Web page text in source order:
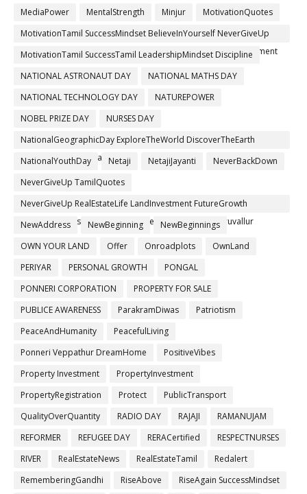
MediaPower
MentalStrength Minjur
MotivationQuotes
MotivationTamil SuccessMindset BelieveInYourself NeverGiveUp
PositiveThinking ThanigaiEstates RealEstateTamil FutureInvestment
MotivationTamil SuccessTamil LeadershipMindset Discipline
NATIONAL ASTRONAUT DAY
NATIONAL MATHS DAY
NATIONAL TECHNOLOGY DAY
NATUREPOWER
NOBEL PRIZE DAY
NURSES DAY
NationalGeographicDay ExploreTheWorld DiscoverTheEarth
ProtectTheEarth #PlanetEarth
NationalYouthDay Netaji NetajiJayanti
NeverBackDown
NeverGiveUp TamilQuotes
NeverGiveUp RealEstateLife LandInvestment FutureGrowth
ThanigaiEstates TrustedBrand ChennaiRealEstate Thiruvallur
NewAddress NewBeginning
NewBeginnings
OWN YOUR LAND
Offer Onroadplots
OwnLand
PERIYAR
PERSONAL GROWTH
PONGAL
PONNERI CORPORATION
PROPERTY FOR SALE
PUBLICE AWARENESS
ParakramDiwas
Patriotism
PeaceAndHumanity
PeacefulLiving
Ponneri Veppathur DreamHome
PositiveVibes
Property Investment
PropertyInvestment
PropertyRegistration
Protect
PublicTransport
QualityOverQuantity
RADIO DAY RAJAJI
RAMANUJAM
REFORMER
REFUGEE DAY RERACertified
RESPECTNURSES
RIVER
RealEstateNews RealEstateTamil
Redalert
RememberingGandhi
RiseAbove
RiseAgain SuccessMindset